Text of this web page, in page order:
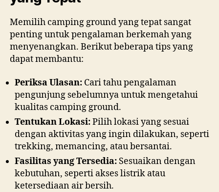
Memilih camping ground yang tepat sangat
penting untuk pengalaman berkemah yang
menyenangkan. Berikut beberapa tips yang
dapat membantu:
Periksa Ulasan: Cari tahu pengalaman
pengunjung sebelumnya untuk mengetahui
kualitas camping ground.
Tentukan Lokasi:Pilih lokasi yang sesuai
dengan aktivitas yang ingin dilakukan, seperti
trekking, memancing, atau bersantai.
Fasilitas yang Tersedia: Sesuaikan dengan
kebutuhan, seperti akses listrik atau
ketersediaan air bersih.